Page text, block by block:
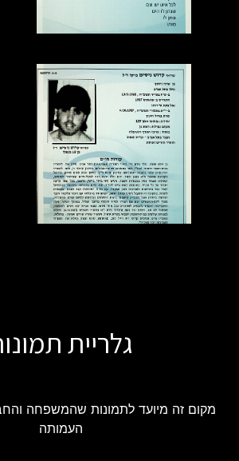
גלריית
מקום זה מיועד לתמונות שהמשפחה
העמותה